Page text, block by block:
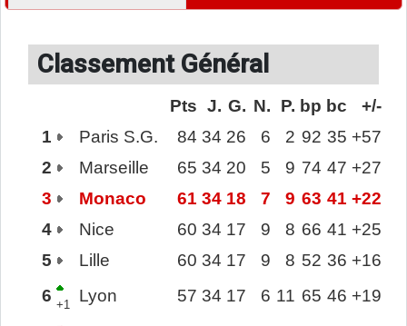
Classement Général
Pts J. G. N. P. bp bc
+/-
1
Paris S.G. 84 34 26 6 2 92 35 +57
2
Marseille 65 34 20 5 9 74 47 +27
3
Monaco 61 34 18 7 9 63 41 +22
4
Nice 60 34 17 9 8 66 41 +25
5
Lille 60 34 17 9 8 52 36 +16
6 +1 Lyon 57 34 17 6 11 65 46 +19